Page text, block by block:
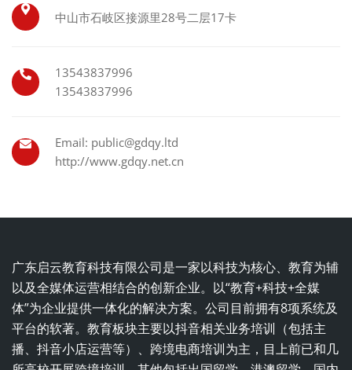
中山市石岐区接源里28号二层17卡
13543837996
13543837996
Email: public@gdqy.ltd
http://www.gdqy.net.cn
广东启云教育科技有限公司是一家以科技为核心、教育为辅
以及全媒体运营相结合的创新企业。以“教育+科技+全媒
体”为企业提供一体化的解决方案。公司目前拥有8项系统及
平台的软著。教育板块主要以抖音相关业务培训（包括主
播、抖音小店运营等）、跨境电商培训为主，目上前已和几